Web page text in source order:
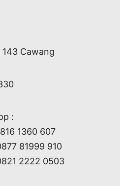
Cawang
:
1360 607
81999 910
2222 0503